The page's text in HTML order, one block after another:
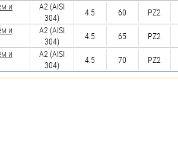
и
А2 (AISI
304)
4.5 60 PZ2
и
А2 (AISI
304)
4.5 65 PZ2
и
А2 (AISI
304)
4.5 70 PZ2